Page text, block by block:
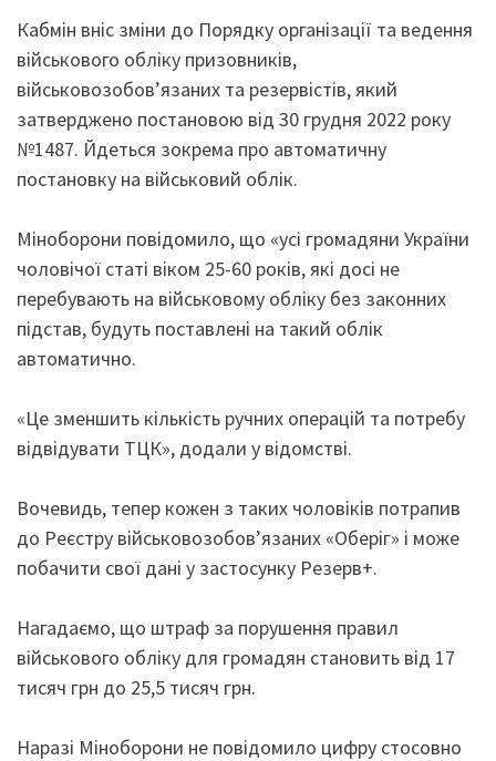
Кабмін вніс зміни до Порядку організації та ведення
військового обліку призовників,
військовозобов’язаних та резервістів, який
затверджено постановою від 30 грудня 2022 року
№1487. Йдеться зокрема про автоматичну
постановку на військовий облік.
Міноборони повідомило, що «усі громадяни України
чоловічої статі віком 25-60 років, які досі не
перебувають на військовому обліку без законних
підстав, будуть поставлені на такий облік
автоматично.
«Це зменшить кількість ручних операцій та потребу
відвідувати ТЦК», додали у відомстві.
Вочевидь, тепер кожен з таких чоловіків потрапив
до Реєстру військовозобов’язаних «Оберіг» і може
побачити свої дані у застосунку Резерв+.
Нагадаємо, що штраф за порушення правил
військового обліку для громадян становить від 17
тисяч грн до 25,5 тисяч грн.
Наразі Міноборони не повідомило цифру стосовно